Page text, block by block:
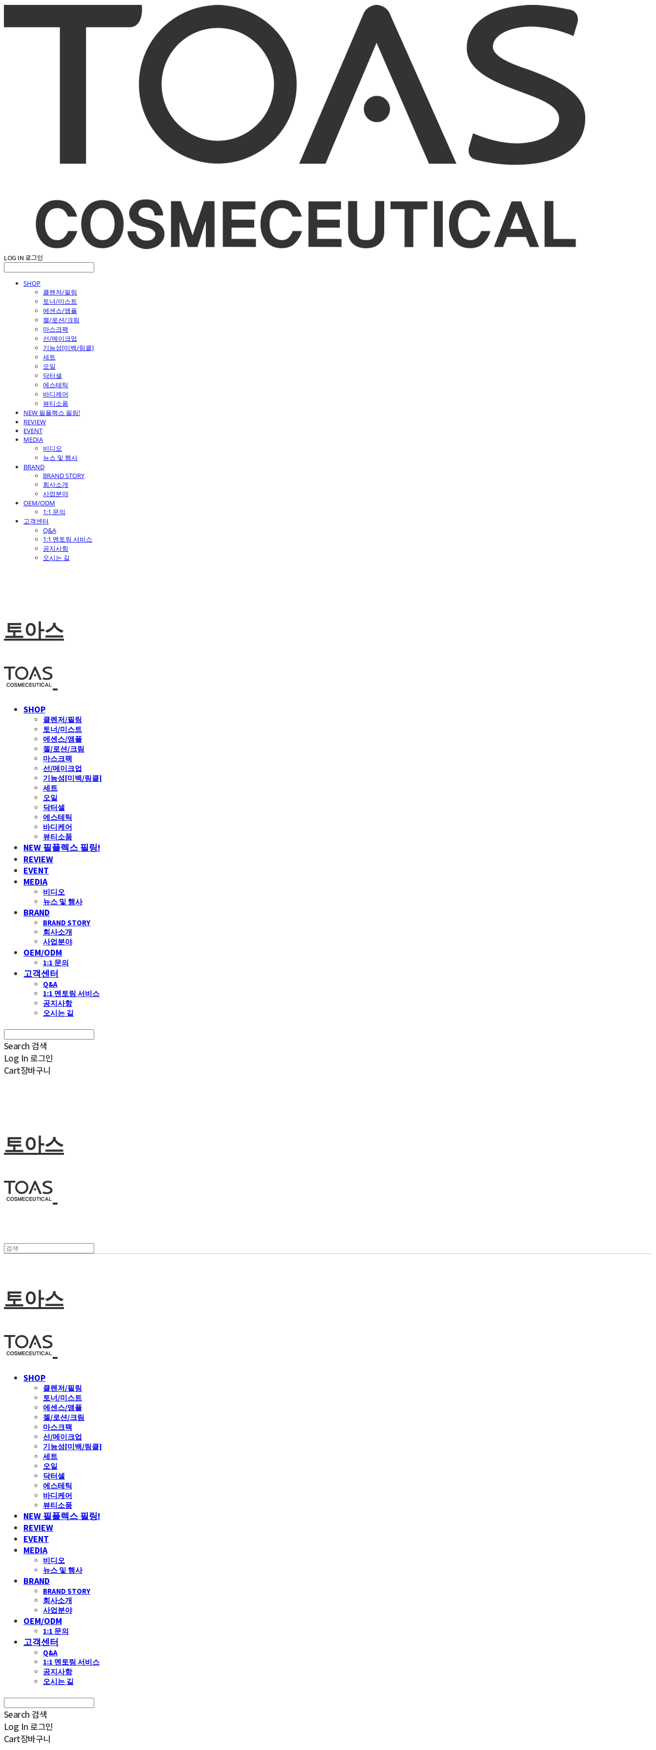
LOG IN 로그인
SHOP
클렌저/필링
토너/미스트
에센스/앰플
젤/로션/크림
마스크팩
선/메이크업
기능성[미백/링클]
세트
오일
닥터셀
에스테틱
바디케어
뷰티소품
NEW 필플렉스 필링!
REVIEW
EVENT
MEDIA
비디오
뉴스 및 행사
BRAND
BRAND STORY
회사소개
사업분야
OEM/ODM
1:1 문의
고객센터
Q&A
1:1 멘토링 서비스
공지사항
오시는 길
토아스
SHOP
클렌저/필링
토너/미스트
에센스/앰플
젤/로션/크림
마스크팩
선/메이크업
기능성[미백/링클]
세트
오일
닥터셀
에스테틱
바디케어
뷰티소품
NEW 필플렉스 필링!
REVIEW
EVENT
MEDIA
비디오
뉴스 및 행사
BRAND
BRAND STORY
회사소개
사업분야
OEM/ODM
1:1 문의
고객센터
Q&A
1:1 멘토링 서비스
공지사항
오시는 길
Search 검색
Log In 로그인
Cart장바구니
토아스
토아스
SHOP
클렌저/필링
토너/미스트
에센스/앰플
젤/로션/크림
마스크팩
선/메이크업
기능성[미백/링클]
세트
오일
닥터셀
에스테틱
바디케어
뷰티소품
NEW 필플렉스 필링!
REVIEW
EVENT
MEDIA
비디오
뉴스 및 행사
BRAND
BRAND STORY
회사소개
사업분야
OEM/ODM
1:1 문의
고객센터
Q&A
1:1 멘토링 서비스
공지사항
오시는 길
Search 검색
Log In 로그인
Cart장바구니